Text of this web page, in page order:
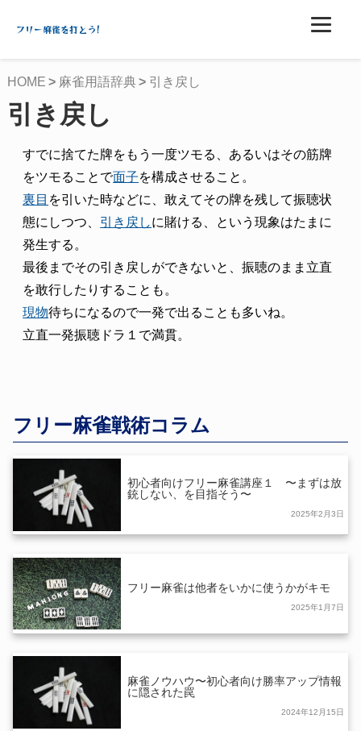
フリー麻雀を打とう!
HOME 麻雀用語辞典 引き戻し
引き戻し
すでに捨てた牌をもう一度ツモる、あるいはその筋牌
をツモることで面子を構成させること。
裏目 を引いた時などに、敢えてその牌を残して振聴状
態にしつつ、
引き戻しに賭ける、という現象はたまに
発生する。
最後までその引き戻しができないと、振聴のまま立直
を敢行したりすることも。
現物待ちになるので一発で出ることも多いね。
立直一発振聴ドラ１で満貫。
フリー麻雀戦術コラム
初心者向けフリー麻雀講座１ 〜まずは放
銃しない、を目指そう〜
2025年2月3日
フリー麻雀は他者をいかに使うかがキモ
2025年1月7日
麻雀ノウハウ〜初心者向け勝率アップ情報
に隠された罠
2024年12月15日